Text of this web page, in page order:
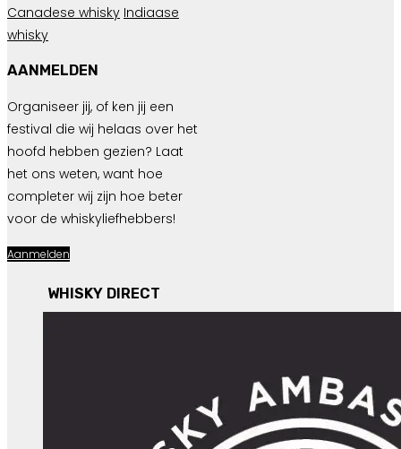
Canadese whisky Indiaase
whisky
AANMELDEN
Organiseer jij, of ken jij een
festival die wij helaas over het
hoofd hebben gezien? Laat
het ons weten, want hoe
completer wij zijn hoe beter
voor de whiskyliefhebbers!
Aanmelden
WHISKY DIRECT